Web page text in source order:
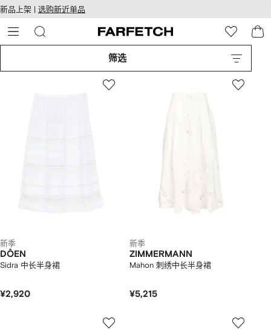
至
内
容
障碍网络
设
新品上架 | 选购新近单品
筛选
新季
DÔEN
Sidra 中长半身裙
¥2,920
新季
ZIMMERMANN
Mahon 刺绣中长半身裙
¥5,215